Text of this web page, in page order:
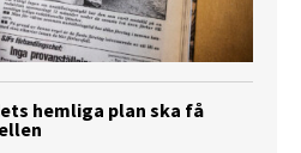
hemliga plan ska få